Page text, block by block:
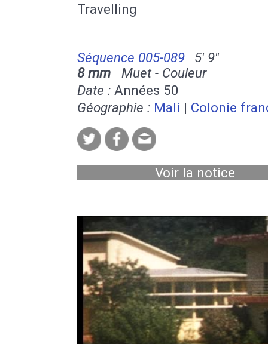
Travelling
Séquence 005-089
5' 9''
8 mm Muet - Couleur
Date : Années 50
Géographie : Mali | Colonie
Voir la notice